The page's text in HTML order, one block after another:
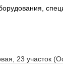
23 участок